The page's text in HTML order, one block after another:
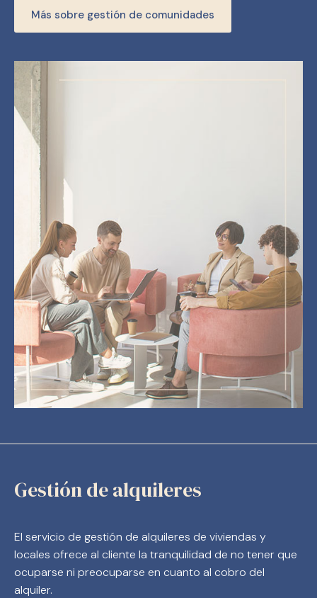
Más sobre gestión de comunidades
Gestión de alquileres
El servicio de gestión de alquileres de viviendas y
locales ofrece al cliente la tranquilidad de no tener que
ocuparse ni preocuparse en cuanto al cobro del
alquiler.